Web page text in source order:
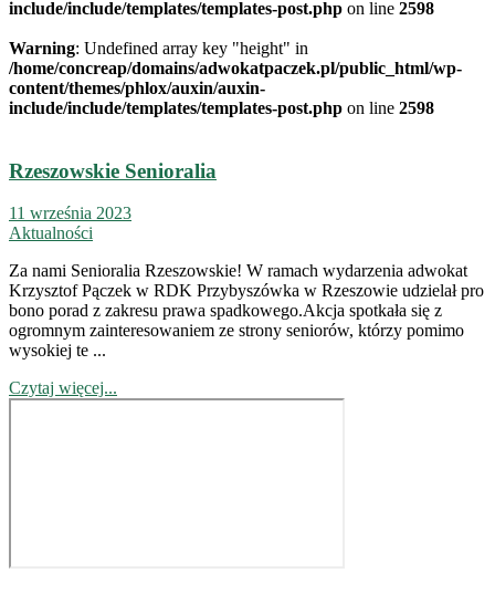
include/include/templates/templates-post.php on line 2598
Warning: Undefined array key "height" in
/home/concreap/domains/adwokatpaczek.pl/public_html/wp-
content/themes/phlox/auxin/auxin-
include/include/templates/templates-post.php on line 2598
Rzeszowskie Senioralia
11 września 2023
Aktualności
Za nami Senioralia Rzeszowskie! W ramach wydarzenia adwokat
Krzysztof Pączek w RDK Przybyszówka w Rzeszowie udzielał pro
bono porad z zakresu prawa spadkowego.Akcja spotkała się z
ogromnym zainteresowaniem ze strony seniorów, którzy pomimo
wysokiej te ...
Czytaj więcej...